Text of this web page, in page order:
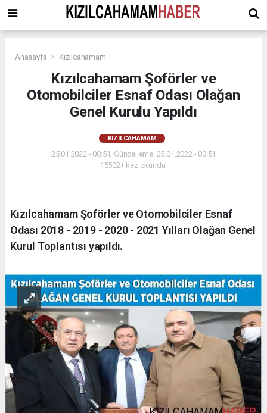
Anasayfa Kızılcahamam
Kızılcahamam Şoförler ve
Otomobilciler Esnaf Odası Olağan
Genel Kurulu Yapıldı
KIZILCAHAMAM
25.01.2022 - 00:51, Güncelleme: 25.01.2022 - 00:51
15502+ kez okundu.
Kızılcahamam Şoförler ve Otomobilciler Esnaf
Odası 2018 - 2019 - 2020 - 2021 Yılları Olağan Genel
Kurul Toplantısı yapıldı.